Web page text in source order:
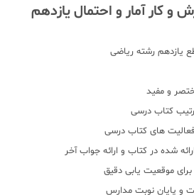
و کار آمار و احتمال یازدهم